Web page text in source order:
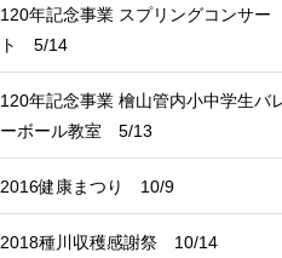
120年記念事業 スプリングコンサー
ト 5/14
120年記念事業 檜山管内小中学生バ
ーボール教室 5/13
2016健康まつり 10/9
2018種川収穫感謝祭 10/14